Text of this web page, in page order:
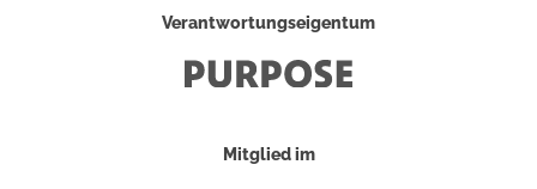
Verantwortungseigentum
Mitglied im